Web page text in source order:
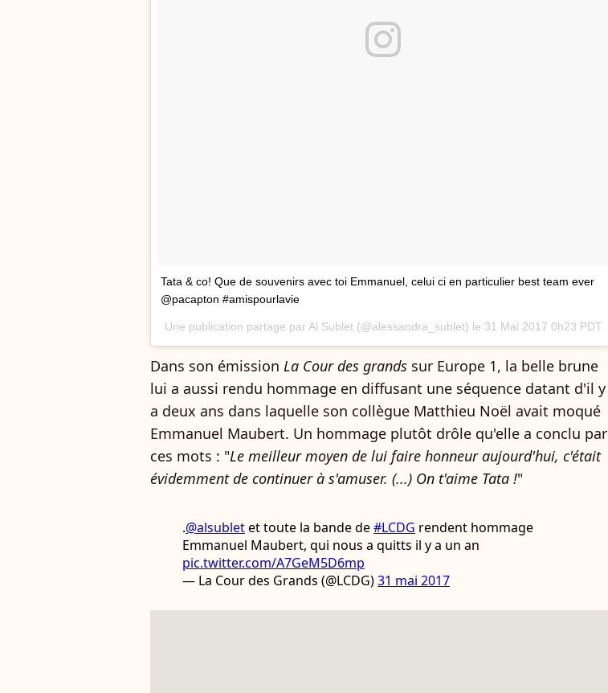
Tata & co! Que de souvenirs avec toi Emmanuel, celui ci en particulier best team ever
@pacapton #amispourlavie
Une publication partage par Al Sublet (@alessandra_sublet) le 31 Mai 2017 0h23 PDT
Dans son émission La Cour des grands sur Europe 1, la belle brune
lui a aussi rendu hommage en diffusant une séquence datant d'il y
a deux ans dans laquelle son collègue Matthieu Noël avait moqué
Emmanuel Maubert. Un hommage plutôt drôle qu'elle a conclu par
ces mots : "Le meilleur moyen de lui faire honneur aujourd'hui, c'était
évidemment de continuer à s'amuser. (...) On t'aime Tata !"
.@alsubletet toute la bande de#LCDG rendent hommage
Emmanuel Maubert, qui nous a quitts il y a un an
pic.twitter.com/A7GeM5D6mp
— La Cour des Grands (@LCDG)31 mai 2017